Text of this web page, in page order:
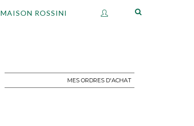
MAISON ROSSINI
MES ORDRES D'ACHAT